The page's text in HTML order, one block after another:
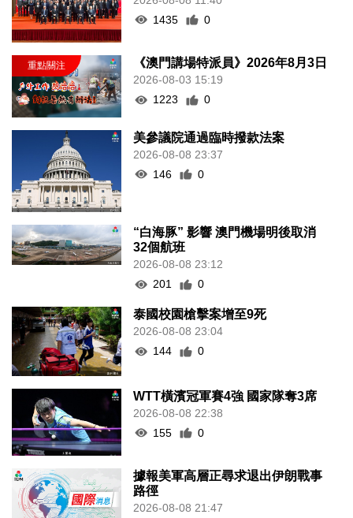
1435
0
《澳門講場特派員》2026年8月3日
2026-08-03 15:19
1223
0
美參議院通過臨時撥款法案
2026-08-08 23:37
146
0
“白海豚” 影響 澳門機場明後取消
32個航班
2026-08-08 23:12
201
0
泰國校園槍擊案增至9死
2026-08-08 23:04
144
0
WTT橫濱冠軍賽4強 國家隊奪3席
2026-08-08 22:38
155
0
據報美軍高層正尋求退出伊朗戰事
路徑
2026-08-08 21:47